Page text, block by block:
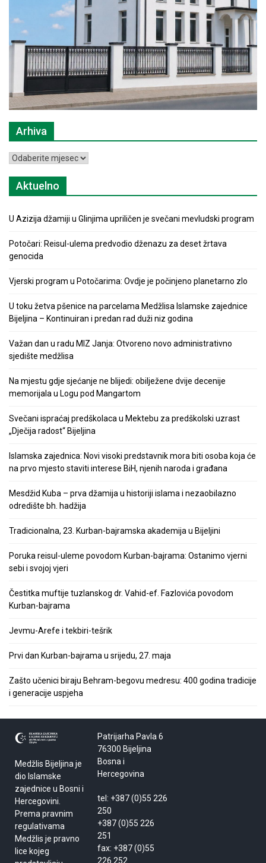
Arhiva
Arhiva
Aktuelno
U Azizija džamiji u Glinjima upriličen je svečani mevludski program
Potočari: Reisul-ulema predvodio dženazu za deset žrtava
genocida
Vjerski program u Potočarima: Ovdje je počinjeno planetarno zlo
U toku žetva pšenice na parcelama Medžlisa Islamske zajednice
Bijeljina – Kontinuiran i predan rad duži niz godina
Važan dan u radu MIZ Janja: Otvoreno novo administrativno
sjedište medžlisa
Na mjestu gdje sjećanje ne blijedi: obilježene dvije decenije
memorijala u Logu pod Mangartom
Svečani ispraćaj predškolaca u Mektebu za predškolski uzrast
„Dječija radost“ Bijeljina
Islamska zajednica: Novi visoki predstavnik mora biti osoba koja će
na prvo mjesto staviti interese BiH, njenih naroda i građana
Mesdžid Kuba – prva džamija u historiji islama i nezaobilazno
odredište bh. hadžija
Tradicionalna, 23. Kurban-bajramska akademija u Bijeljini
Poruka reisul-uleme povodom Kurban-bajrama: Ostanimo vjerni
sebi i svojoj vjeri
Čestitka muftije tuzlanskog dr. Vahid-ef. Fazlovića povodom
Kurban-bajrama
Jevmu-Arefe i tekbiri-tešrik
Prvi dan Kurban-bajrama u srijedu, 27. maja
Zašto učenici biraju Behram-begovu medresu: 400 godina tradicije
i generacije uspjeha
Medžlis Bijeljina je
dio Islamske
zajednice u Bosni i
Hercegovini.
Prema pravnim
regulativama
Medžlis je pravno
lice kojeg
Patrijarha Pavla 6
76300 Bijeljina
Bosna i
Hercegovina
tel: +387 (0)55 226
250
+387 (0)55 226
251
fax: +387 (0)55
226 252